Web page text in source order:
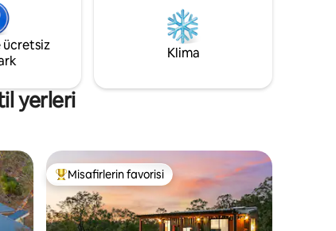
restoranları ziyaret edin, nehirde taze
deniz ürünlerinin tadını çıkarın, feribot
gezintileri, Büyük Kuzey yürüyüşü ve
çalılık manzarası
ücretsiz
Klima
yerleri
Misafirlerin favorilerinden en beğenilenler arasında
Misafirlerin favorisi